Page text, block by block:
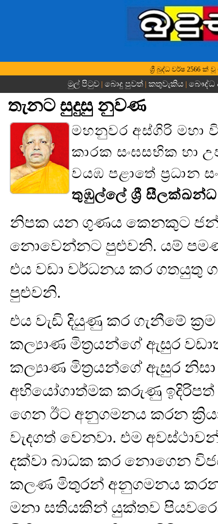
ශ්‍රී බුද්ධ වර්ෂ 2566 ක් වූ
මුල් පිටුව | බොදු පුවත් | කතුවැකිය | බෞද්ධ
තැනට සුදුසු නුවණ
මහනුවර අස්ගිරි මහා
කාරක සංඝසභික හා
වයඹ පළාතේ ප්‍රධාන
තුඹුල්ලේ ශ්‍රී
නිපක යන ගුණය කෙනකුට
නොවෙන්නට පුළුවනි. යම්
එය වඩා වර්ධනය කර
පුළුවනි.
එය වැඩි දියුණු කර ගැනීමේ
කල්‍යාණ මිත්‍රයන්ගේ ඇසුර
කල්‍යාණ මිත්‍රයන්ගේ ඇසුර
අභියෝගාත්මක කරුණු ඉදිරිපත්
ගෙන ඊට අනුගමනය කරන
වැදගත් වෙනවා. එම
දක්වා බාධක කර නොගෙන
කලණ මිතුරන් අනුගමනය කරන
මනා සතියකින් යුක්තව